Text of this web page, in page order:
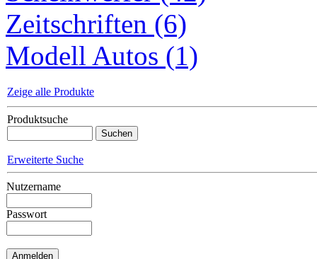
Zeitschriften (6)
Modell Autos (1)
Zeige alle Produkte
Produktsuche
Erweiterte Suche
Nutzername
Passwort